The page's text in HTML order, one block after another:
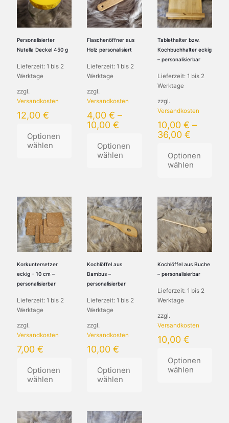
auf.
Die
Optionen
können
auf
Produktseite
gewählt
werden
auf.
Die
Optionen
können
auf
Produktseite
gewählt
werden
auf.
Die
Optionen
können
auf
der
gewählt
werden
Personalisierter
Nutella Deckel 450 g
Lieferzeit: 1 bis 2
Werktage
zzgl.
Versandkosten
12,00 €
Optionen
wählen
mehrere
Varianten
auf.
Die
Optionen
können
auf
der
Produktseite
gewählt
Flaschenöffner aus
Holz personalisiert
Lieferzeit:1 bis 2
Werktage
zzgl.
Versandkosten
4,00€ –
10,00€
Optionen
wählen
weist
mehrere
Varianten
auf.
Die
Optionen
können
auf
der
Produktseite
werden
Tablethalter bzw.
Kochbuchhalter eckig
– personalisierbar
Lieferzeit: 1 bis 2
Werktage
zzgl.
Versandkosten
10,00 € –
36,00 €
Optionen
wählen
Produkt
weist
mehrere
Varianten
auf.
Die
Optionen
können
auf
Produktseite
gewählt
werden
Korkuntersetzer
eckig – 10 cm –
personalisierbar
Lieferzeit: 1 bis 2
Werktage
zzgl.
Versandkosten
7,00 €
Optionen
wählen
Produkt
weist
Kochlöffel aus
Bambus –
personalisierbar
Lieferzeit:1 bis 2
Werktage
zzgl.
Versandkosten
10,00€
Optionen
wählen
Produkt
weist
Kochlöffel aus Buche
– personalisierbar
Lieferzeit: 1 bis 2
Werktage
zzgl.
Versandkosten
10,00 €
Optionen
wählen